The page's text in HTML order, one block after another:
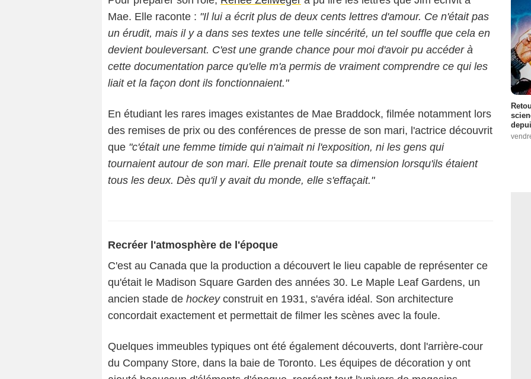
Mae. Elle raconte : "Il lui a écrit plus de deux cents lettres d'amour. Ce n'était pas
un érudit, mais il y a dans ses textes une telle sincérité, un tel souffle que cela en
devient bouleversant. C'est une grande chance pour moi d'avoir pu accéder à
cette documentation parce qu'elle m'a permis de vraiment comprendre ce qui les
liait et la façon dont ils fonctionnaient."
En étudiant les rares images existantes de Mae Braddock, filmée notamment lors
des remises de prix ou des conférences de presse de son mari, l'actrice découvrit
que "c'était une femme timide qui n'aimait ni l'exposition, ni les gens qui
tournaient autour de son mari. Elle prenait toute sa dimension lorsqu'ils étaient
tous les deux. Dès qu'il y avait du monde, elle s'effaçait."
Recréer l'atmosphère de l'époque
C'est au Canada que la production a découvert le lieu capable de représenter ce
qu'était le Madison Square Garden des années 30. Le Maple Leaf Gardens, un
ancien stade de hockeyconstruit en 1931, s'avéra idéal. Son architecture
concordait exactement et permettait de filmer les scènes avec la foule.
Quelques immeubles typiques ont été également découverts, dont l'arrière-cour
du Company Store, dans la baie de Toronto. Les équipes de décoration y ont